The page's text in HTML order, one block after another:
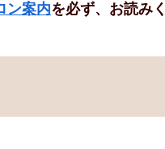
ン案内を必ず、お読み